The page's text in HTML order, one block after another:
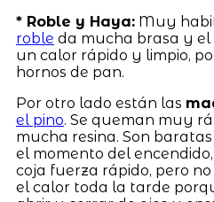
* Roble y Haya:Muy
roble da mucha brasa y el
un calor rápido y limpio,
hornos de pan.
Por otro lado están las
el pino. Se queman muy
mucha resina. Son
el momento del
coja fuerza rápido, pero
el calor toda la tarde